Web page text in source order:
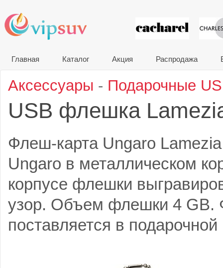
VIP
Главная Каталог Акция Распродажа
Аксессуары - Подарочные
USB флешка
Флеш-карта Ungaro
Ungaro в металлическом
корпусе флешки
узор. Объем флешки 4 GB.
поставляется в